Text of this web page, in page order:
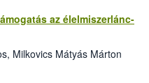
az élelmiszerlánc-
Milkovics Mátyás Márton